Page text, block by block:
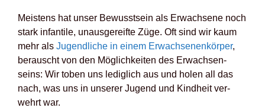
Meis­tens hat unser Bewusst­sein als Erwach­se­ne noch
stark infan­ti­le, unaus­ge­reif­te Züge. Oft sind wir kaum
mehr als Jugend­li­che in einem Erwach­se­nen­kör­per,
berauscht von den Mög­lich­kei­ten des Erwach­sen­
seins: Wir toben uns ledig­lich aus und holen all das
nach, was uns in unse­rer Jugend und Kind­heit ver­
wehrt war.